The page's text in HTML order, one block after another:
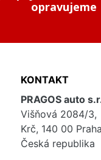
opravujeme
KONTAKT
PRAGOS auto
Višňová 2084/3,
Krč, 140 00
Česká republika